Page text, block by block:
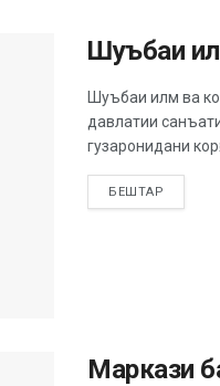
Шуъбаи
Шуъбаи илм ва
давлатии
гузаронидани
БЕШТАР
Маркази